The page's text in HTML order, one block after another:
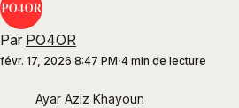
Par PO4OR
févr. 17, 2026 8:47 PM 4 min de lecture
Ayar Aziz Khayoun